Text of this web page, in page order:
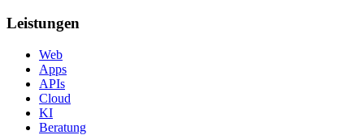
Leistungen
Web
Apps
APIs
Cloud
KI
Beratung